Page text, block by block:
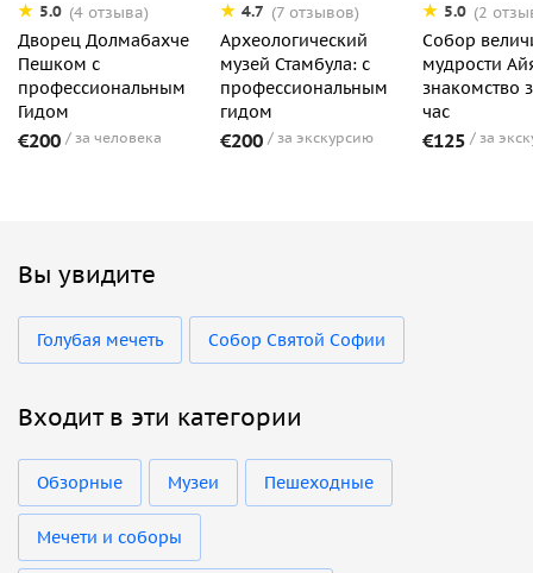
5.0 (4 отзыва)
Дворец Долмабахче
Пешком с
профессиональным
Гидом
€200 за человека
4.7 (7 отзывов)
Археологический
музей Стамбула: с
профессиональным
гидом
€200 за экскурсию
5.0 (2
Собор
мудрости
знакомство
час
€125 за
Вы увидите
Голубая мечеть Собор Святой Софии
Входит в эти категории
Обзорные Музеи Пешеходные
Мечети и соборы